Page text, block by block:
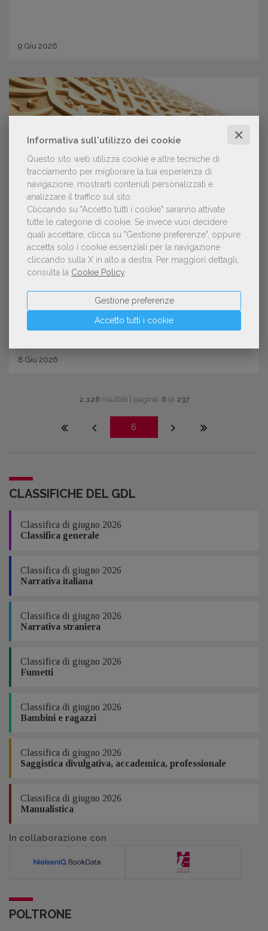
Informativa sull'utilizzo dei cookie ✕
Questo sito web utilizza cookie e altre tecniche di
tracciamento per migliorare la tua esperienza di
navigazione, mostrarti contenuti personalizzati e
analizzare il traffico sul sito.
Cliccando su "Accetto tutti i cookie" saranno attivate
tutte le categorie di cookie. Se invece vuoi decidere
quali accettare, clicca su "Gestione preferenze", oppure
accetta solo i cookie essenziali per la navigazione
cliccando sulla X in alto a destra.
Per maggiori dettagli,
consulta la Cookie Policy
Accetto tutti i cookie
Gestione preferenze
9 Giu 2026
EDITORI
Lo Sheikh Zayed Book Award
continua il dialogo con l’Italia:
aperte le candidature per l’edizione
2027
8 Giu 2026
2.126risultati | pagina: 6di 237
6
CLASSIFICHE DEL GDL
Classifica di giugno 2026
Classifica generale
Classifica di giugno 2026
Narrativa italiana
Classifica di giugno 2026
Narrativa straniera
Classifica di giugno 2026
Fumetti
Classifica di giugno 2026
Bambini e ragazzi
Classifica di giugno 2026
Saggistica divulgativa, accademica, professionale
Classifica di giugno 2026
Manualistica
In collaborazione con
POLTRONE